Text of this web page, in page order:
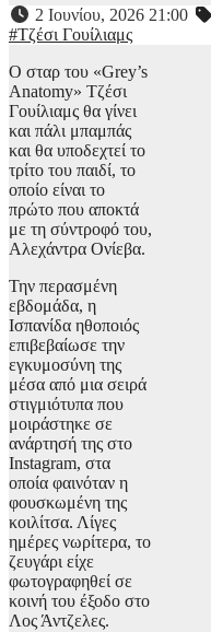
2 Ιουνίου, 2026 21:00
#Τζέσι Γουίλιαμς
Ο σταρ του «Grey’s
Anatomy» Τζέσι
Γουίλιαμς θα γίνει
και πάλι μπαμπάς
και θα υποδεχτεί το
τρίτο του παιδί, το
οποίο είναι το
πρώτο που αποκτά
με τη σύντροφό του,
Αλεχάντρα Ονίεβα.
Την περασμένη
εβδομάδα, η
Ισπανίδα ηθοποιός
επιβεβαίωσε την
εγκυμοσύνη της
μέσα από μια σειρά
στιγμιότυπα που
μοιράστηκε σε
ανάρτησή της στο
Instagram, στα
οποία φαινόταν η
φουσκωμένη της
κοιλίτσα. Λίγες
ημέρες νωρίτερα, το
ζευγάρι είχε
φωτογραφηθεί σε
κοινή του έξοδο στο
Λος Άντζελες.